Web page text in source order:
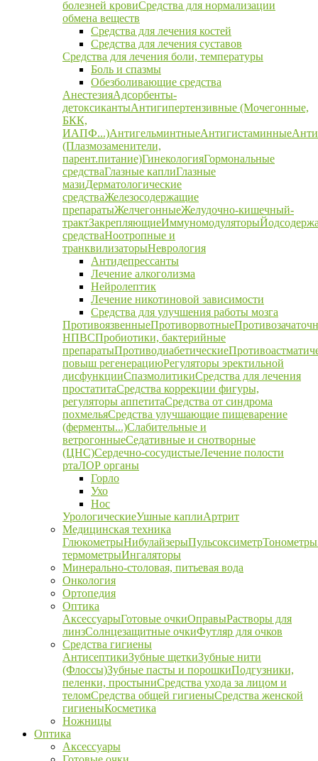
болезней кровиСредства для нормализации
обмена веществ
Средства для лечения костей
Средства для лечения суставов
Средства для лечения боли, температуры
Боль и спазмы
Обезболивающие средства
АнестезияАдсорбенты-
детоксикантыАнтигипертензивные (Мочегонные,
БКК,
ИАПФ...)АнтигельминтныеАнтигистаминные
(Плазмозаменители,
парент.питание)ГинекологияГормональные
средстваГлазные каплиГлазные
мазиДерматологические
средстваЖелезосодержащие
препаратыЖелчегонныеЖелудочно-кишечный-
трактЗакрепляющиеИммуномодуляторы
средстваНоотропные и
транквилизаторыНеврология
Антидепрессанты
Лечение алкоголизма
Нейролептик
Лечение никотиновой зависимости
Средства для улучшения работы мозга
ПротивоязвенныеПротиворвотные
НПВСПробиотики, бактерийные
препаратыПротиводиабетические
повыш регенерациюРегуляторы эректильной
дисфункцииСпазмолитикиСредства для лечения
простатитаСредства коррекции фигуры,
регуляторы аппетитаСредства от синдрома
похмельяСредства улучшающие пищеварение
(ферменты...)Слабительные и
ветрогонныеСедативные и снотворные
(ЦНС)Сердечно-сосудистыеЛечение полости
ртаЛОР органы
Горло
Ухо
Нос
УрологическиеУшные каплиАртрит
Медицинская техника
ГлюкометрыНибулайзерыПульсоксиметрТонометры
термометрыИнгаляторы
Минерально-столовая, питьевая вода
Онкология
Ортопедия
Оптика
АксессуарыГотовые очкиОправыРастворы для
линзСолнцезащитные очкиФутляр для очков
Средства гигиены
АнтисептикиЗубные щеткиЗубные нити
(Флоссы)Зубные пасты и порошкиПодгузники,
пеленки, простыниСредства ухода за лицом и
теломСредства общей гигиеныСредства женской
гигиеныКосметика
Ножницы
Оптика
Аксессуары